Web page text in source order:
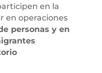
en la
en operaciones
personas y en